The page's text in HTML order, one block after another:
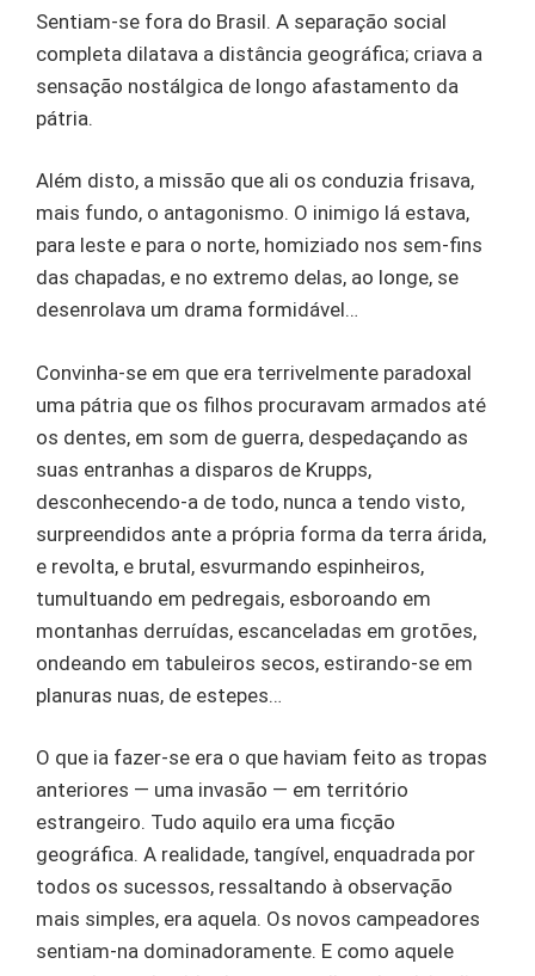
Sentiam-se fora do Brasil. A separação social
completa dilatava a distância geográfica; criava a
sensação nostálgica de longo afastamento da
pátria.
Além disto, a missão que ali os conduzia frisava,
mais fundo, o antagonismo. O inimigo lá estava,
para leste e para o norte, homiziado nos sem-fins
das chapadas, e no extremo delas, ao longe, se
desenrolava um drama formidável…
Convinha-se em que era terrivelmente paradoxal
uma pátria que os filhos procuravam armados até
os dentes, em som de guerra, despedaçando as
suas entranhas a disparos de Krupps,
desconhecendo-a de todo, nunca a tendo visto,
surpreendidos ante a própria forma da terra árida,
e revolta, e brutal, esvurmando espinheiros,
tumultuando em pedregais, esboroando em
montanhas derruídas, escanceladas em grotões,
ondeando em tabuleiros secos, estirando-se em
planuras nuas, de estepes…
O que ia fazer-se era o que haviam feito as tropas
anteriores — uma invasão — em território
estrangeiro. Tudo aquilo era uma ficção
geográfica. A realidade, tangível, enquadrada por
todos os sucessos, ressaltando à observação
mais simples, era aquela. Os novos campeadores
sentiam-na dominadoramente. E como aquele